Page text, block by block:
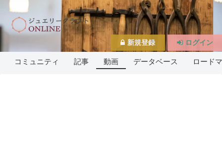
コミュニティ 記事 動画 データベース ロード
新規登録 ログイン